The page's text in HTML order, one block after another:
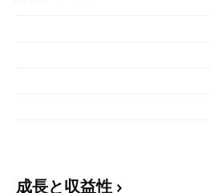
成長と収益性